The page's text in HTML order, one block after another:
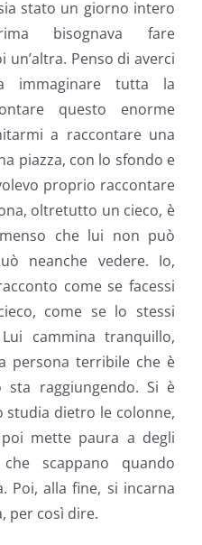
stato un giorno intero
bisognava fare
un’altra. Penso di averci
immaginare tutta la
questo enorme
a raccontare una
piazza, con lo sfondo e
proprio raccontare
oltretutto un cieco, è
che lui non può
neanche vedere. Io,
come se facessi
come se lo stessi
cammina tranquillo,
persona terribile che è
raggiungendo. Si è
studia dietro le colonne,
mette paura a degli
scappano quando
Poi, alla fine, si incarna
per così dire.